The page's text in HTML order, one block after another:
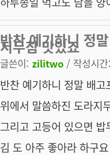
반찬 예기하니 정
지무침 맛있죠
글쓴이: zilitwo / 작성시
반찬 예기하니 정말 배고
위에서 말씀하진 도라지
그리고 고등어 있으면
김 도 아주 좋아라 하구